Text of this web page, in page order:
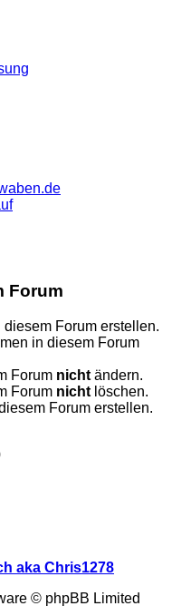
Forum
Forum erstellen.
in diesem Forum
Forum nicht ändern.
Forum nicht löschen.
Forum erstellen.
aka Chris1278
© phpBB Limited